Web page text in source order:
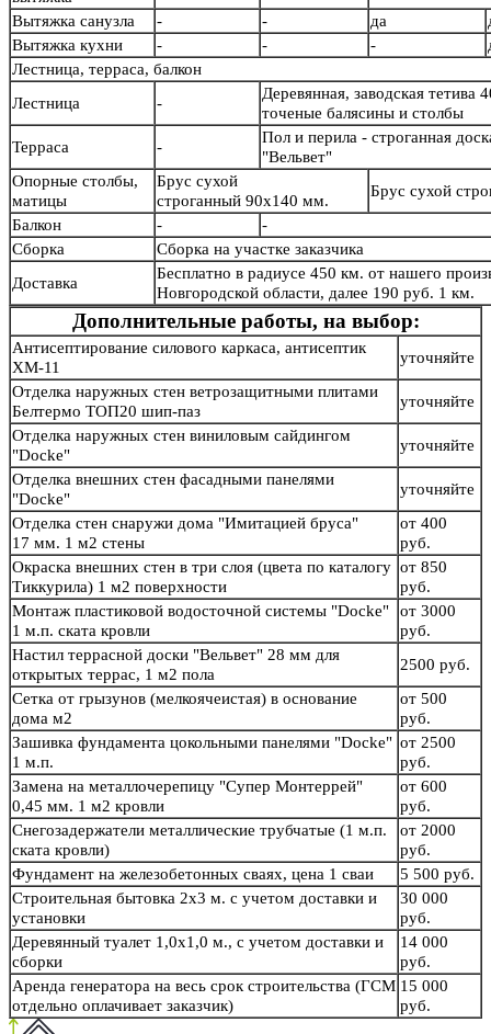
Вытяжка санузла
- - да
Вытяжка кухни
- - -
Лестница, терраса, балкон
Лестница
-
Деревянная, заводская тетива
точеные балясины и
Терраса
-
Пол и перила - строганная
"Вельвет"
Опорные столбы,
матицы
Брус сухой
строганный 90х140 мм.
Брус сухой
Балкон
-
-
Сборка
Сборка на участке заказчика
Доставка
Бесплатно в радиусе 450 км. от нашего
Новгородской области, далее 190 руб. 1 км.
Дополнительные работы, на выбор:
Антисептирование силового каркаса, антисептик
ХМ-11
уточняйте
Отделка наружных стен ветрозащитными плитами
Белтермо ТОП20 шип-паз
уточняйте
Отделка наружных стен виниловым сайдингом
"Docke"
уточняйте
Отделка внешних стен фасадными панелями
"Docke"
уточняйте
Отделка стен снаружи дома "Имитацией бруса"
17 мм. 1 м2 стены
от 400
руб.
Окраска внешних стен в три слоя (цвета по каталогу
Тиккурила) 1 м2 поверхности
от 850
руб.
Монтаж пластиковой водосточной системы "Docke"
1 м.п. ската кровли
от 3000
руб.
Настил террасной доски "Вельвет" 28 мм для
открытых террас, 1 м2 пола
2500 руб.
Сетка от грызунов (мелкоячеистая) в основание
дома м2
от 500
руб.
Зашивка фундамента цокольными панелями "Docke"
1 м.п.
от 2500
руб.
Замена на металлочерепицу "Супер Монтеррей"
0,45 мм. 1 м2 кровли
от 600
руб.
Снегозадержатели металлические трубчатые (1 м.п.
ската кровли)
от 2000
руб.
Фундамент на железобетонных сваях, цена 1 сваи
5 500 руб.
Строительная бытовка 2х3 м. с учетом доставки и
установки
30 000
руб.
Деревянный туалет 1,0х1,0 м., с учетом доставки и
сборки
14 000
руб.
Аренда генератора на весь срок строительства (ГСМ
отдельно оплачивает заказчик)
15 000
руб.